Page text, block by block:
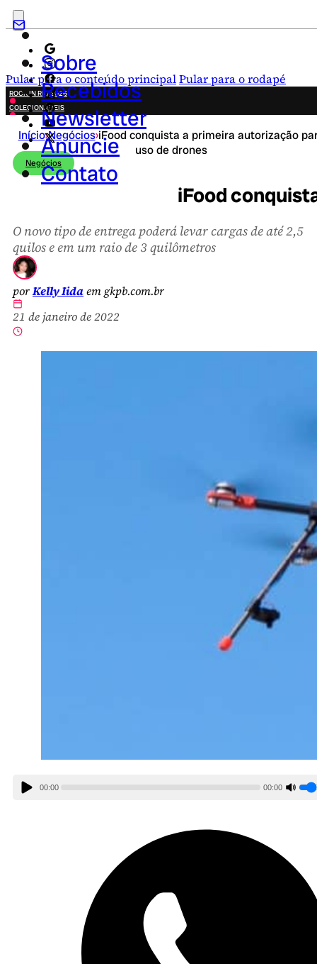
Pular para o conteúdo principalPular para o rodapé
Sobre
Recebidos
Newsletter
Anuncie
Contato
ROCK IN RIO 2026
COLECIONÁVEIS
FESTA JUNINA
NOVIDADES
CAMPANHAS CRIATIVAS
Início›Negócios›iFood conquista a primeira autorização
uso de drones
Negócios
iFood
O novo tipo de entrega poderá levar cargas de até 2,5
quilos e em um raio de 3 quilômetros
porKelly Iidaem gkpb.com.br
21 de janeiro de 2022
00:00 00:00